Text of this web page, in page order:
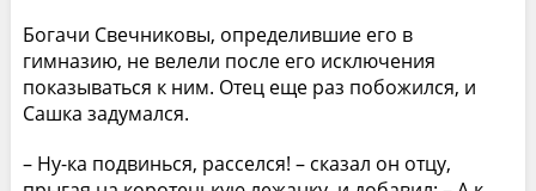
Богачи Свечниковы, определившие его в
гимназию, не велели после его исключения
показываться к ним. Отец еще раз побожился, и
Сашка задумался.
– Ну-ка подвинься, расселся! – сказал он отцу,